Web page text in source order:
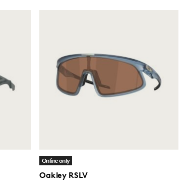
Online only
Oakley RSLV